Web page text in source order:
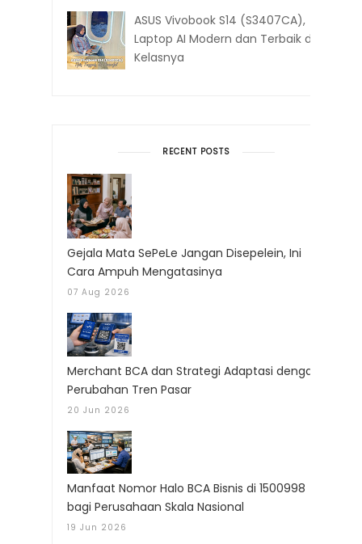
ASUS Vivobook S14 (S3407CA),
Laptop AI Modern dan Terbaik di
Kelasnya
RECENT POSTS
Gejala Mata SePeLe Jangan Disepelein, Ini
Cara Ampuh Mengatasinya
07 Aug 2026
Merchant BCA dan Strategi Adaptasi dengan
Perubahan Tren Pasar
20 Jun 2026
Manfaat Nomor Halo BCA Bisnis di 1500998
bagi Perusahaan Skala Nasional
19 Jun 2026